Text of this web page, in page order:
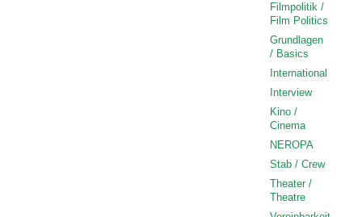
Filmpolitik /
Film Politics
Grundlagen
/ Basics
International
Interview
Kino /
Cinema
NEROPA
Stab / Crew
Theater /
Theatre